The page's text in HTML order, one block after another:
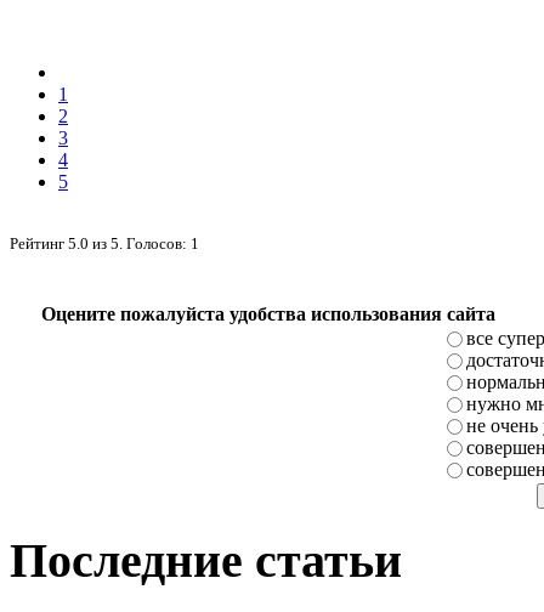
1
2
3
4
5
Рейтинг 5.0 из 5 . Голосов: 1
Оцените пожалуйста удобства использования сайта
все супер
нужно
не очень
Последние статьи